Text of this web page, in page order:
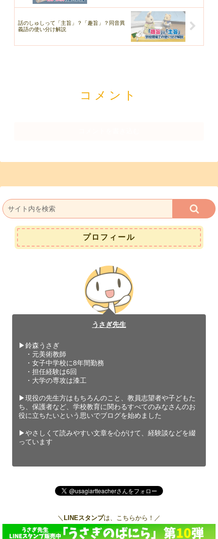
話のしゅしって「主旨」？「趣旨」？同音異
義語の使い分け解説
コメント
プロフィール
うさぎ先生
▶︎鈴森うさぎ
・元美術教師
・女子中学校に8年間勤務
・担任経験は6回
・大学の専攻は漆工
▶︎現役の先生方はもちろんのこと、教員志望者や子どもた
ち、保護者など、学校教育に関わるすべてのみなさんのお
役に立ちたいという思いでブログを始めました
▶︎やさしくて読みやすい文章を心がけて、経験談などを綴
っています
＼ LINEスタンプは、こちらから！／